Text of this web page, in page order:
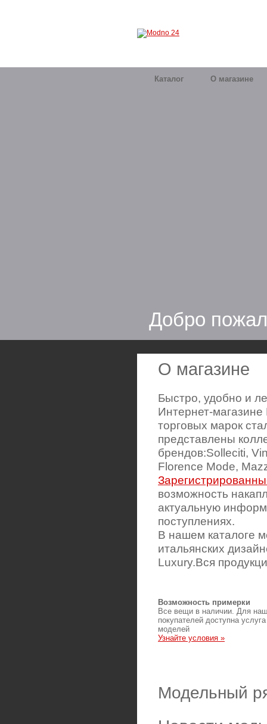
Каталог О магазине
Добро
О магазине
Быстро, удобно и
Интернет-
торговых марок
представлены
брендов:Solleciti,
Florence Mode,
возможность
актуальную
поступлениях.
В нашем каталоге
итальянских
Luxury.Вся
Возможность примерки
Все вещи в наличии. Для
покупателей доступна
моделей
Узнайте условия »
Модельный